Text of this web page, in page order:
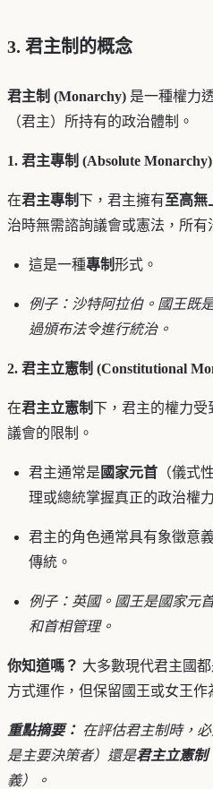
3. 君主制的概念
君主制 (Monarchy) 是一種權力
（君主）所持有的政治體制。
1. 君主專制 (Absolute Monarchy)
在君主專制下，君主擁有至高無
治時無需諮詢議會或憲法，所有
這是一種專制形式。
例子：沙特阿拉伯。國王既
過頒布法令進行統治。
2. 君主立憲制 (Constitutional
在君主立憲制下，君主的權力受
議會的限制。
君主通常是 國家元首 （儀式
理或總統掌握真正的政治權
君主的角色通常具有象徵意
傳統。
例子：英國。國王是國家元
和首相管理。
你知道嗎？ 大多數現代君主國
方式運作，但保留國王或女王作
重點摘要： 在評估君主制時，
是主要決策者）還是君主立憲制
義）。